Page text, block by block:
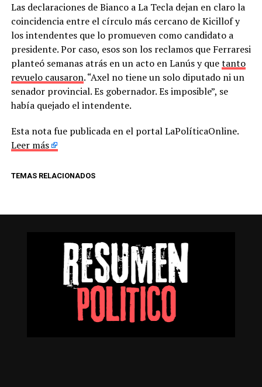
Las declaraciones de Bianco a La Tecla dejan en claro la
coincidencia entre el círculo más cercano de Kicillof y
los intendentes que lo promueven como candidato a
presidente. Por caso, esos son los reclamos que Ferraresi
planteó semanas atrás en un acto en Lanús y quetanto
revuelo causaron. “Axel no tiene un solo diputado ni un
senador provincial. Es gobernador. Es imposible”, se
había quejado el intendente.
Esta nota fue publicada en el portal LaPolíticaOnline.
Leer más
TEMAS RELACIONADOS